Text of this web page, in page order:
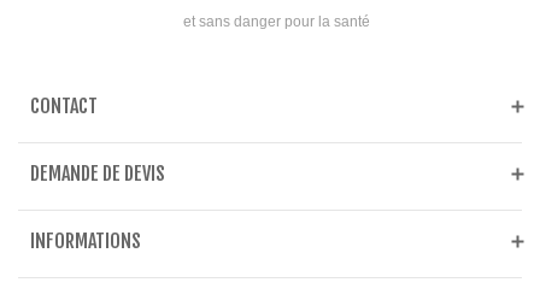
et sans danger pour la santé
CONTACT
DEMANDE DE DEVIS
INFORMATIONS